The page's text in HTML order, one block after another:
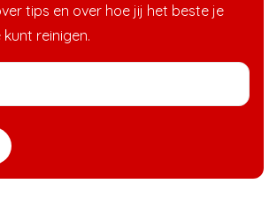
tips en over hoe jij het beste je
reinigen.